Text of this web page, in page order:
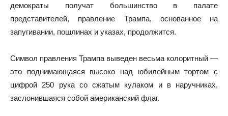
демократы получат большинство в палате
представителей, правление Трампа, основанное на
запугивании, пошлинах и указах, продолжится.
Символ правления Трампа выведен весьма колоритный —
это поднимающаяся высоко над юбилейным тортом с
цифрой 250 рука со сжатым кулаком и в наручниках,
заслонившаяся собой американский флаг.